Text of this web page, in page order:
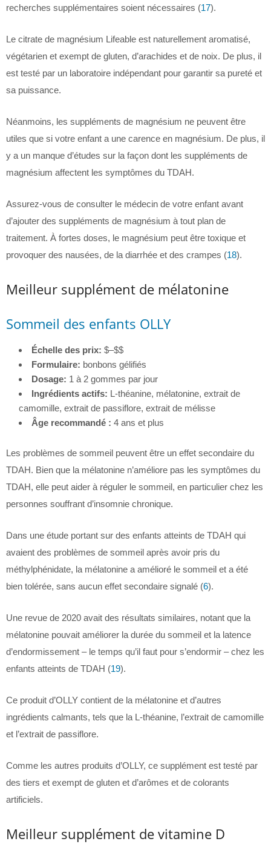
recherches supplémentaires soient nécessaires (17).
Le citrate de magnésium Lifeable est naturellement aromatisé,
végétarien et exempt de gluten, d’arachides et de noix. De plus, il
est testé par un laboratoire indépendant pour garantir sa pureté et
sa puissance.
Néanmoins, les suppléments de magnésium ne peuvent être
utiles que si votre enfant a une carence en magnésium. De plus, il
y a un manque d’études sur la façon dont les suppléments de
magnésium affectent les symptômes du TDAH.
Assurez-vous de consulter le médecin de votre enfant avant
d’ajouter des suppléments de magnésium à tout plan de
traitement. À fortes doses, le magnésium peut être toxique et
provoquer des nausées, de la diarrhée et des crampes (18).
Meilleur supplément de mélatonine
Sommeil des enfants OLLY
Échelle des prix: $–$$
Formulaire: bonbons gélifiés
Dosage: 1 à 2 gommes par jour
Ingrédients actifs: L-théanine, mélatonine, extrait de
camomille, extrait de passiflore, extrait de mélisse
Âge recommandé : 4 ans et plus
Les problèmes de sommeil peuvent être un effet secondaire du
TDAH. Bien que la mélatonine n’améliore pas les symptômes du
TDAH, elle peut aider à réguler le sommeil, en particulier chez les
personnes souffrant d’insomnie chronique.
Dans une étude portant sur des enfants atteints de TDAH qui
avaient des problèmes de sommeil après avoir pris du
méthylphénidate, la mélatonine a amélioré le sommeil et a été
bien tolérée, sans aucun effet secondaire signalé (6).
Une revue de 2020 avait des résultats similaires, notant que la
mélatonine pouvait améliorer la durée du sommeil et la latence
d’endormissement – le temps qu’il faut pour s’endormir – chez les
enfants atteints de TDAH (19).
Ce produit d’OLLY contient de la mélatonine et d’autres
ingrédients calmants, tels que la L-théanine, l’extrait de camomille
et l’extrait de passiflore.
Comme les autres produits d’OLLY, ce supplément est testé par
des tiers et exempt de gluten et d’arômes et de colorants
artificiels.
Meilleur supplément de vitamine D